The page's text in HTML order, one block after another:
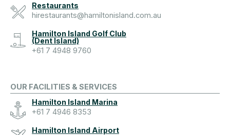
Restaurants
hirestaurants@hamiltonisland.com.au
Hamilton Island Golf Club
(Dent Island)
+61 7 4948 9760
OUR FACILITIES & SERVICES
Hamilton Island Marina
+61 7 4946 8353
Hamilton Island Airport